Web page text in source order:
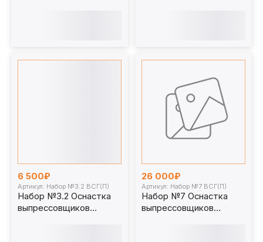
6 500₽
Артикул: Набор №3.2 ВСГ(П)
Набор №3.2 Оснастка
выпрессовщиков
26 000₽
Артикул: Набор №7 ВСГ(П)
Набор №7 Оснастка
выпрессовщиков